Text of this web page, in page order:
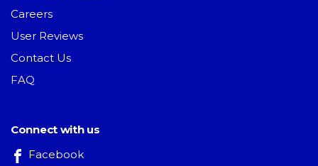
Careers
User Reviews
Contact Us
FAQ
Connect with us
Facebook